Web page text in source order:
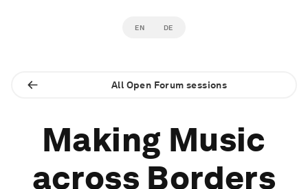
EN DE
All Open Forum sessions
Making Music
across Borders